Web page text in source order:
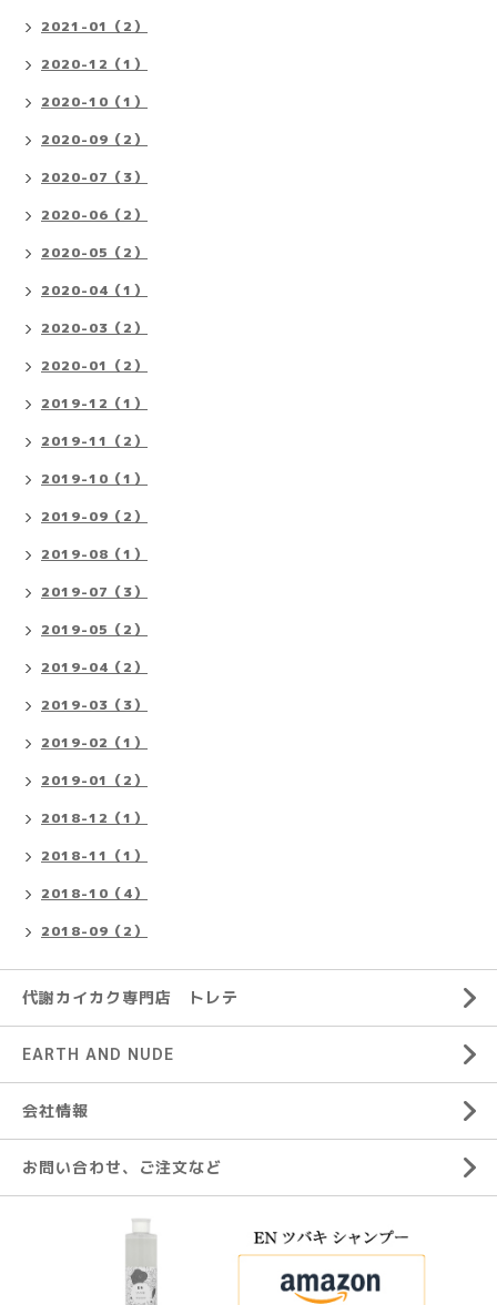
2021-01（2）
2020-12（1）
2020-10（1）
2020-09（2）
2020-07（3）
2020-06（2）
2020-05（2）
2020-04（1）
2020-03（2）
2020-01（2）
2019-12（1）
2019-11（2）
2019-10（1）
2019-09（2）
2019-08（1）
2019-07（3）
2019-05（2）
2019-04（2）
2019-03（3）
2019-02（1）
2019-01（2）
2018-12（1）
2018-11（1）
2018-10（4）
2018-09（2）
代謝カイカク専門店 トレテ
EARTH AND NUDE
会社情報
お問い合わせ、ご注文など